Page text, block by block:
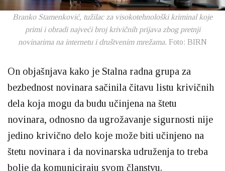
Branko Stamenković, tužilac za visokotehnološki kriminal koje
primi i obradi najveći broj krivičnih prijava zbog pretnji
novinarima na internetu i društvenim mrežama. Foto: BIRN
On objašnjava kako je Stalna radna grupa za
bezbednost novinara sačinila čitavu listu krivičnih
dela koja mogu da budu učinjena na štetu
novinara, odnosno da ugrožavanje sigurnosti nije
jedino krivično delo koje može biti učinjeno na
štetu novinara i da novinarska udruženja to treba
bolje da komuniciraju svom članstvu.